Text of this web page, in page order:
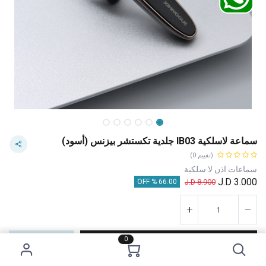
0
سماعة لاسلكية IB03 جلدية تكستشر بيزنس (أسود)
(تقييم 0)
سماعات اذن لا سلكية
3.000
8.900
J.D
66.00 % OFF
إضافة إلى عربة التسوق اشترِ الآن